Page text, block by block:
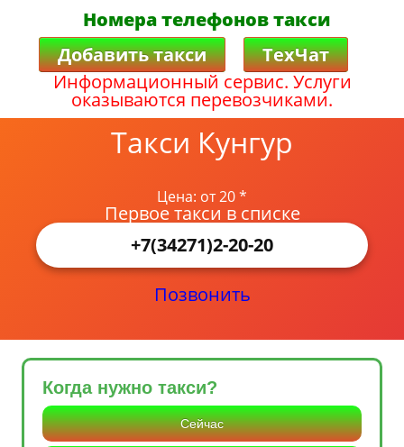
Номера телефонов такси
Добавить такси
ТехЧат
Информационный сервис. Услуги
оказываются перевозчиками.
Такси Кунгур
Цена: от 20 *
Первое такси в списке
+7(34271)2-20-20
Позвонить
Когда нужно такси?
Сейчас